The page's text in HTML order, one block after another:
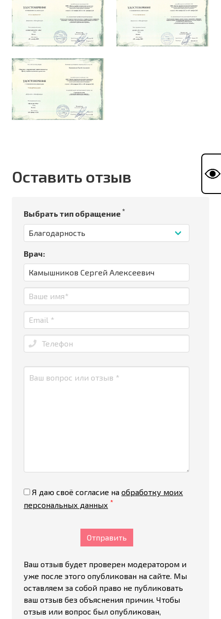
Оставить отзыв
Выбрать тип обращение *
Врач:
Я даю своё согласие на обработку моих
персональных данных *
Отправить
Ваш отзыв будет проверен модератором и
уже после этого опубликован на сайте. Мы
оставляем за собой право не публиковать
ваш отзыв без объяснения причин. Чтобы
отзыв или вопрос был опубликован,